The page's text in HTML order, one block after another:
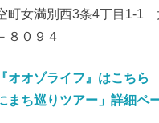
町女満別西3条4丁目1-1
０９４
オオゾライフ』はこちら
まち巡りツアー」詳細ペ